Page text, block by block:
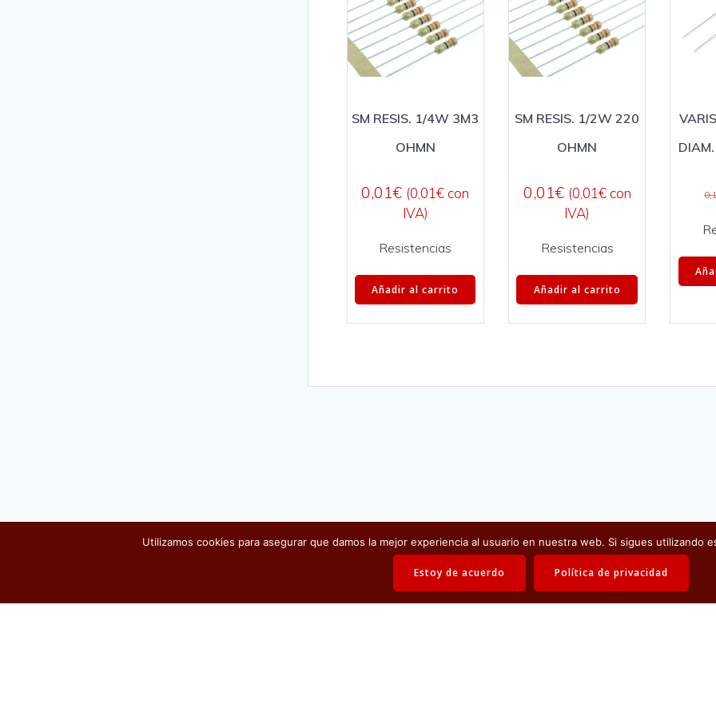
SM RESIS. 1/4W 3M3
OHMN
0,01€ (0,01€con
IVA)
Resistencias
Añadir al carrito
SM RESIS. 1/2W 220
OHMN
0,01€ (0,01€con
IVA)
Resistencias
Añadir al carrito
Utilizamos cookies para asegurar que damos la mejor experiencia al usuario en nuestra web. Si sigues utilizando
Estoy de acuerdo Política de privacidad